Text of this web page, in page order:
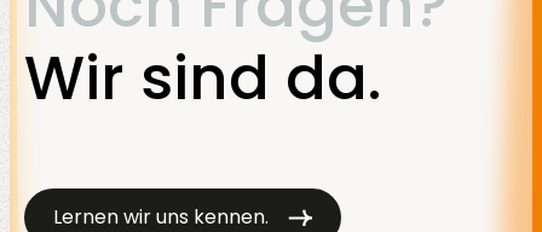
Wir sind da.
Lernen wir uns kennen.